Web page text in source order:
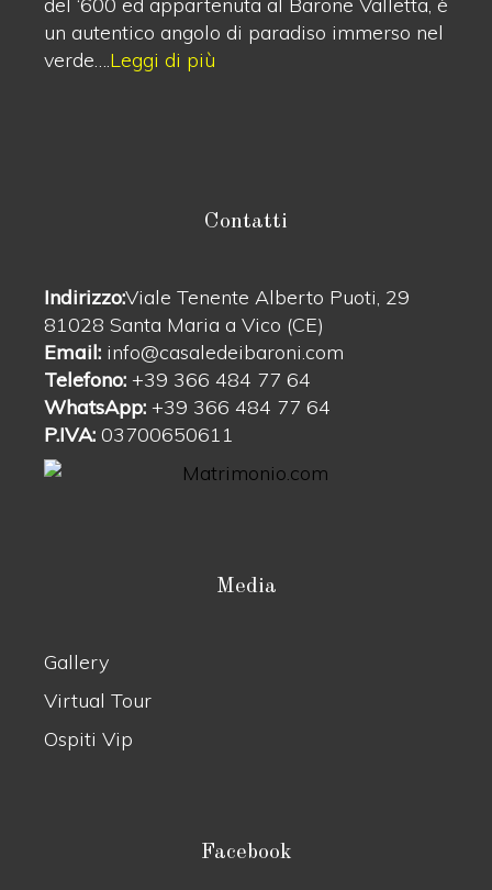
un autentico angolo di paradiso immerso nel
verde….Leggi di più
Contatti
Indirizzo:Viale Tenente Alberto Puoti, 29
81028 Santa Maria a Vico (CE)
Email: info@casaledeibaroni.com
Telefono: +39 366 484 77 64
WhatsApp: +39 366 484 77 64
P.IVA: 03700650611
Media
Gallery
Virtual Tour
Ospiti Vip
Facebook